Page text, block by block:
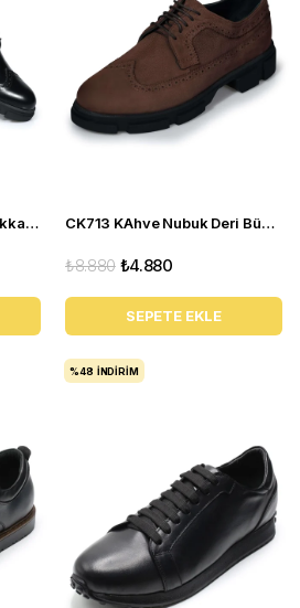
Büyük Numara Erkek Ayakkabı CK713 Siyah Açma Deri CK713 KAhve Nubuk Deri Büyük Numara Erkek Casual Ayakkabı
₺4.880
₺8.880
SEPETE EKLE
%48 İNDIRIM